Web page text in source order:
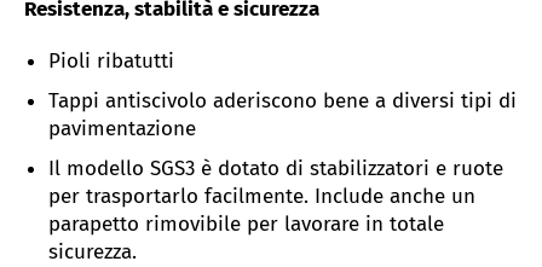
Resistenza, stabilità e sicurezza
Pioli ribatutti
Tappi antiscivolo aderiscono bene a diversi tipi di
pavimentazione
Il modello SGS3 è dotato di stabilizzatori e ruote
per trasportarlo facilmente. Include anche un
parapetto rimovibile per lavorare in totale
sicurezza.